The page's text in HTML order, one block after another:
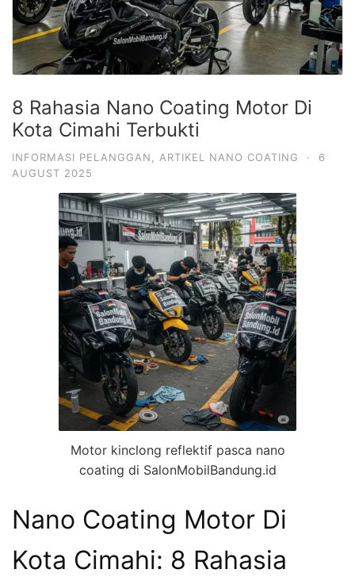
8 Rahasia Nano Coating Motor Di
Kota Cimahi Terbukti
INFORMASI PELANGGAN ARTIKEL NANO COATING ·
6
AUGUST 2025
Motor kinclong reflektif pasca nano
coating di SalonMobilBandung.id
Nano Coating Motor Di
Kota Cimahi: 8 Rahasia